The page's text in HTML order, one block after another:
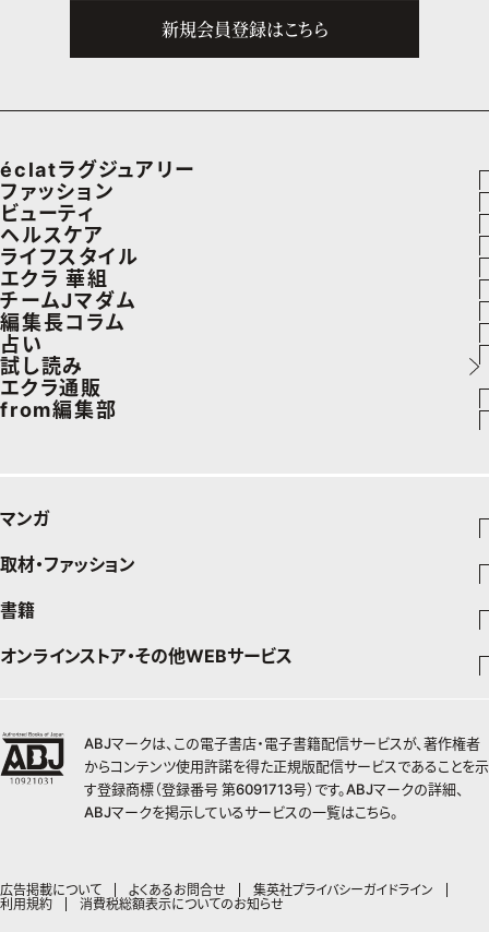
新規会員登録はこちら
éclatラグジュアリー
ラグジュアリーTOPICS
NEOエグゼスタイル
ファッション
ファッションTOPICS
8月の毎日コーデ
50代なに着てる？
ファッション特集
ビューティ
ヘアスタイル・ヘアケア
エイジングケア
メイク
50代ベストコスメ
ヘルスケア
ヘルスケアTOPICS
更年期
ストレッチ・エクササイズ
ダイエット
ライフスタイル
車・家電
ゴルフ
住まい
旅行＆グルメ
エクラ 華組
エクラ 華組メンバー一覧
エクラ 華組ランキング
チームJマダム
ファッション
ビューティ
旅行
インテリア
料理
チームJマダムメンバー一覧
チームJマダム特集
編集長コラム
あら、素敵☆ 手帖
占い
イヴルルド遙華の12星座占い
スペシャル占い
試し読み
エクラ通販
デジタルカタログ
from編集部
マンガ
少年マンガ
Vジャンプ
少年ジャンプ+
ジャンプTOON
ZEBRACK
集英社ジャンプリミックス
青年マンガ
少年ジャンプ+
S-MANGA
集英社ジャンプリミックス
集英社コミック文庫
ヤングジャンプ定期購読デジタル
ヤンジャン！
少女マンガ
ZEBRACK
S-MANGA
集英社コミック文庫
別冊マーガレット
ジャンプTOON
ZEBRACK
S-MANGA
マンガMee公式サイト
リマコミ
取材・ファッション
ファッション・美容
Seventeen
MAQUIA
SPUR
HAPPY PLUS ONE
芸能・情報・スポーツ
週プレNEWS
週プレ グラジャパ!
Sportiva
書籍
文芸・文庫・総合
集英社 文芸ステーション
web 集英社文庫
1日5分で、明日は変わる よみタイ yomitai
集英社学芸部 - 学芸・ノンフィクション
集英社ビジネス書
kotoba
ライトノベル・ノベライズ
集英社オレンジ文庫
JUMP j-BOOKS
集英社Webマガジン コバルト
オンラインストア・その他WEBサービス
OTO
SHUEISHA MANGA-ART HERITAGE
ジャンプキャラクターズストア
LEEマルシェ
その他WEBサービス
集英社アドナビ
集英社エディターズ・ラボ
広告掲載について よくあるお問合せ
集英社プライバシーガイドライン
利用規約
消費税総額表示についてのお知らせ
ABJマークは、この電子書店・電子書籍配信サービスが、著作権者
からコンテンツ使用許諾を得た正規版配信サービスであることを示
す登録商標（登録番号 第6091713号）です。ABJマークの詳細、
ABJマークを掲示しているサービスの一覧はこちら。